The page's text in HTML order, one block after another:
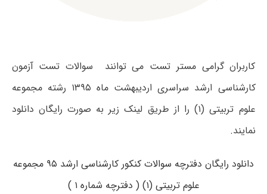
کاربران گرامی مستر تست می توانند سوالات تست آزمون
کارشناسی ارشد سراسری اردیبهشت ماه ۱۳۹۵ رشته مجموعه
علوم تربیتی (۱) را از طریق لینک زیر به صورت رایگان دانلود
نمایند.
دانلود رایگان دفترچه سوالات کنکور کارشناسی ارشد ۹۵ مجموعه
علوم تربیتی (۱) ( دفترچه شماره ۱ )